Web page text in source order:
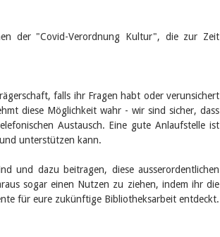
der "Covid-Verordnung Kultur", die zur Zeit
falls ihr Fragen habt oder verunsichert
diese Möglichkeit wahr - wir sind sicher, dass
Austausch. Eine gute Anlaufstelle ist
unterstützen kann.
und dazu beitragen, diese ausserordentlichen
sogar einen Nutzen zu ziehen, indem ihr die
für eure zukünftige Bibliotheksarbeit entdeckt.